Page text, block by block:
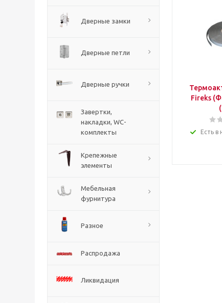
Дверные замки
Дверные петли
Дверные ручки
Завертки,
накладки, WC-
комплекты
Крепежные
элементы
Мебельная
фурнитура
Разное
Распродажа
Ликвидация
Fireks
Есть в